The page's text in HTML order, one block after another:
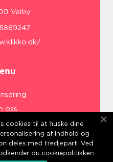
oss
oss
cookies til at huske dine
af indhold og
deles med tredjepart. Ved
du cookiepolitikken.